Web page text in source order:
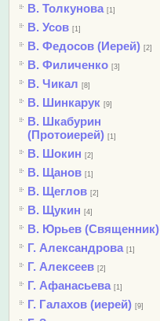
В. Толкунова [1]
В. Усов [1]
В. Федосов (Иерей) [2]
В. Филиченко [3]
В. Чикал [8]
В. Шинкарук [9]
В. Шкабурин
(Протоиерей) [1]
В. Шокин [2]
В. Щанов [1]
В. Щеглов [2]
В. Щукин [4]
В. Юрьев (Священник)
Г. Александрова [1]
Г. Алексеев [2]
Г. Афанасьева [1]
Г. Галахов (иерей) [9]